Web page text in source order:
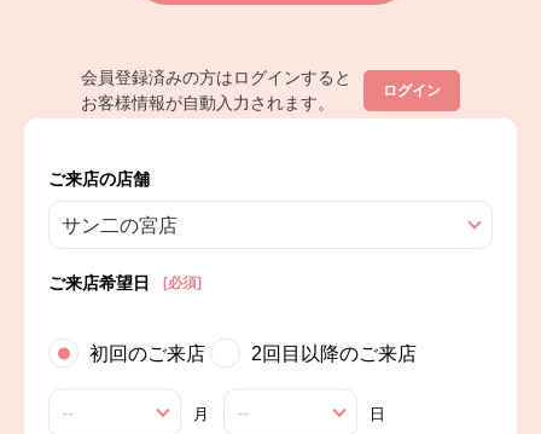
会員登録済みの方はログインすると
お客様情報が自動入力されます。
ログイン
ご来店の店舗
サン二の宮店
ご来店希望日 [必須]
初回のご来店 2回目以降のご来店
-- 月 -- 日